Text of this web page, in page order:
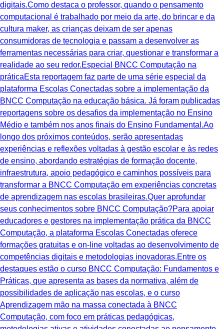
digitais.Como destaca o professor, quando o pensamento
computacional é trabalhado por meio da arte, do brincar e da
cultura maker, as crianças deixam de ser apenas
consumidoras de tecnologia e passam a desenvolver as
ferramentas necessárias para criar, questionar e transformar a
realidade ao seu redor.Especial BNCC Computação na
práticaEsta reportagem faz parte de uma série especial da
plataforma Escolas Conectadas sobre a implementação da
BNCC Computação na educação básica. Já foram publicadas
reportagens sobre os desafios da implementação no Ensino
Médio e também nos anos finais do Ensino Fundamental.Ao
longo dos próximos conteúdos, serão apresentadas
experiências e reflexões voltadas à gestão escolar e às redes
de ensino, abordando estratégias de formação docente,
infraestrutura, apoio pedagógico e caminhos possíveis para
transformar a BNCC Computação em experiências concretas
de aprendizagem nas escolas brasileiras.Quer aprofundar
seus conhecimentos sobre BNCC Computação?Para apoiar
educadores e gestores na implementação prática da BNCC
Computação, a plataforma Escolas Conectadas oferece
formações gratuitas e on-line voltadas ao desenvolvimento de
competências digitais e metodologias inovadoras.Entre os
destaques estão o curso BNCC Computação: Fundamentos e
Práticas, que apresenta as bases da normativa, além de
possibilidades de aplicação nas escolas, e o curso
Aprendizagem mão na massa conectada à BNCC
Computação, com foco em práticas pedagógicas,